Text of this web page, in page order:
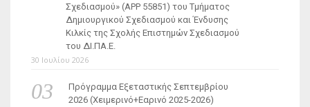
Σχεδιασμού» (ΑΡΡ 55851) του Τμήματος
Δημιουργικού Σχεδιασμού και Ένδυσης
Κιλκίς της Σχολής Επιστημών Σχεδιασμού
του ΔΙ.ΠΑ.Ε.
30 Ιουλίου 2026
Πρόγραμμα Εξεταστικής Σεπτεμβρίου
2026 (Χειμερινό+Εαρινό 2025-2026)